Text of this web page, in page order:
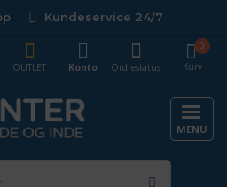
Kundeservice 24/7
Kurv
0
OUTLET
Konto Ordrestatus
MENU